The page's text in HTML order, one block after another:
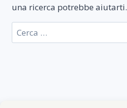
una ricerca potrebbe aiutarti.
Ricerca
per: